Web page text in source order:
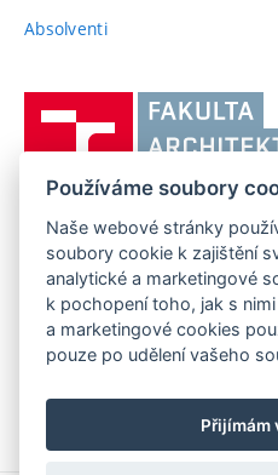
Absolventi(externí
FAKULTA ARCHITEKTURY VUT
Poříčí 273/5, 639 00 Brno
Telefon: 54114 6600
Používáme soubory
Naše webové stránky
soubory cookie k zajištění
analytické a marketingové
k pochopení toho, jak s
a marketingové cookies
pouze po udělení vašeho
Přijímám